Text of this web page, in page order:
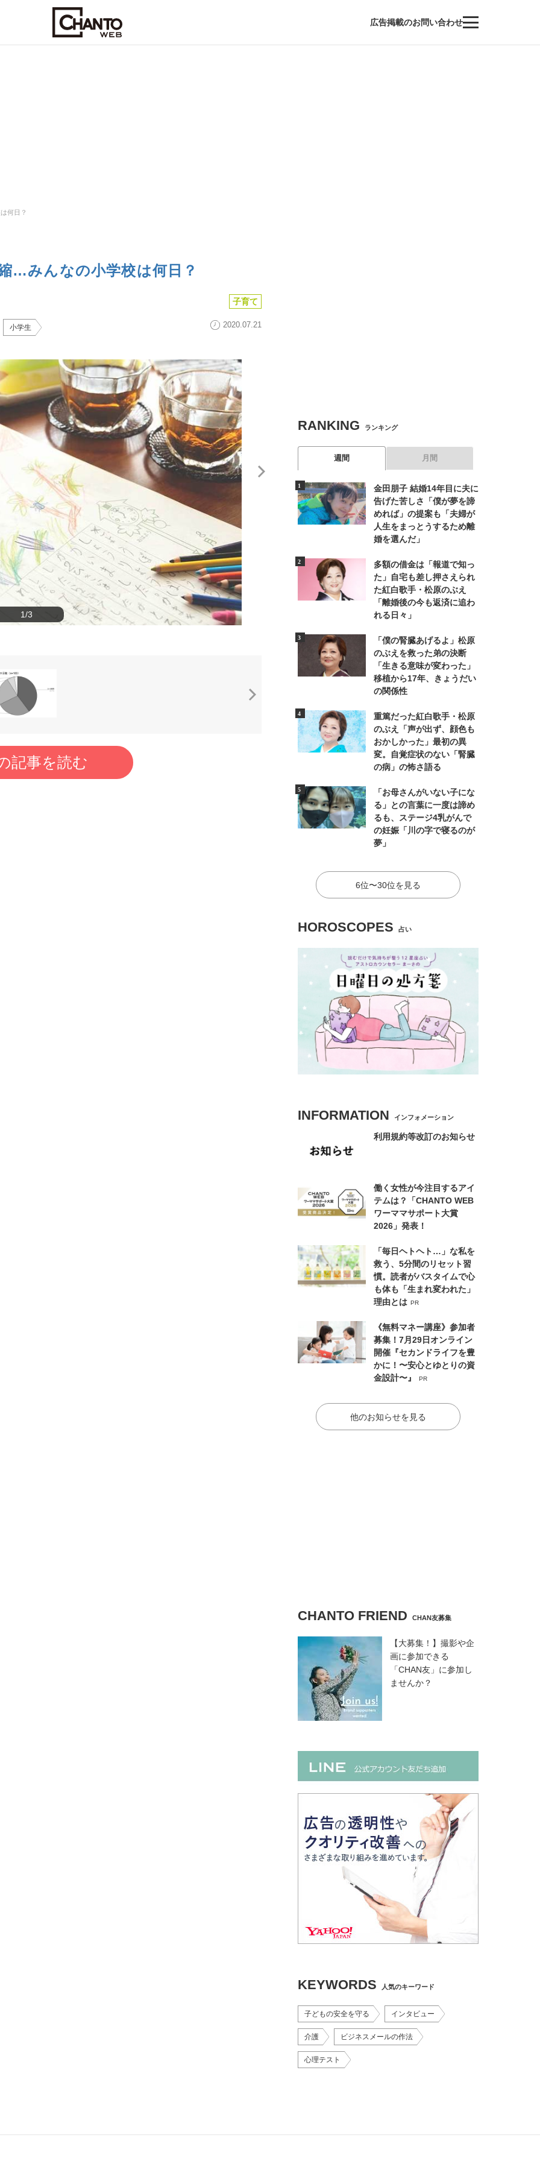
広告掲載のお問い合わせ
何日？
…みんなの小学校は何日？
子育て
小学生 2020.07.21
1/3
記事を読む
RANKING ランキング
週間 月間
金田朋子 結婚14年目に夫に
告げた苦しさ「僕が夢を諦
めれば」の提案も「夫婦が
人生をまっとうするため離
婚を選んだ」
多額の借金は「報道で知っ
た」自宅も差し押さえられ
た紅白歌手・松原のぶえ
「離婚後の今も返済に追わ
れる日々」
「僕の腎臓あげるよ」松原
のぶえを救った弟の決断
「生きる意味が変わった」
移植から17年、きょうだい
の関係性
重篤だった紅白歌手・松原
のぶえ「声が出ず、顔色も
おかしかった」最初の異
変。自覚症状のない「腎臓
の病」の怖さ語る
「お母さんがいない子にな
る」との言葉に一度は諦め
るも、ステージ4乳がんで
の妊娠「川の字で寝るのが
夢」
6位〜30位を見る
HOROSCOPES 占い
INFORMATION インフォメーション
利用規約等改訂のお知らせ
働く女性が今注目するアイ
テムは？「CHANTO WEB
ワーママサポート大賞
2026」発表！
「毎日ヘトヘト…」な私を
救う、5分間のリセット習
慣。読者がバスタイムで心
も体も「生まれ変われた」
理由とは PR
《無料マネー講座》参加者
募集！7月29日オンライン
開催『セカンドライフを豊
かに！〜安心とゆとりの資
金設計〜』
PR
他のお知らせを見る
CHANTO FRIEND CHAN友募集
【大募集！】撮影や企
画に参加できる
「CHAN友」に参加し
ませんか？
KEYWORDS 人気のキーワード
子どもの安全を守る インタビュー
介護 ビジネスメールの作法
心理テスト